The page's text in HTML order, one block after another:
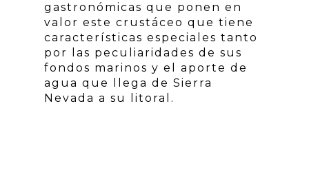
gastronómicas que ponen en
valor este crustáceo que tiene
características especiales tanto
por las peculiaridades de sus
fondos marinos y el aporte de
agua que llega de Sierra
Nevada a su litoral.